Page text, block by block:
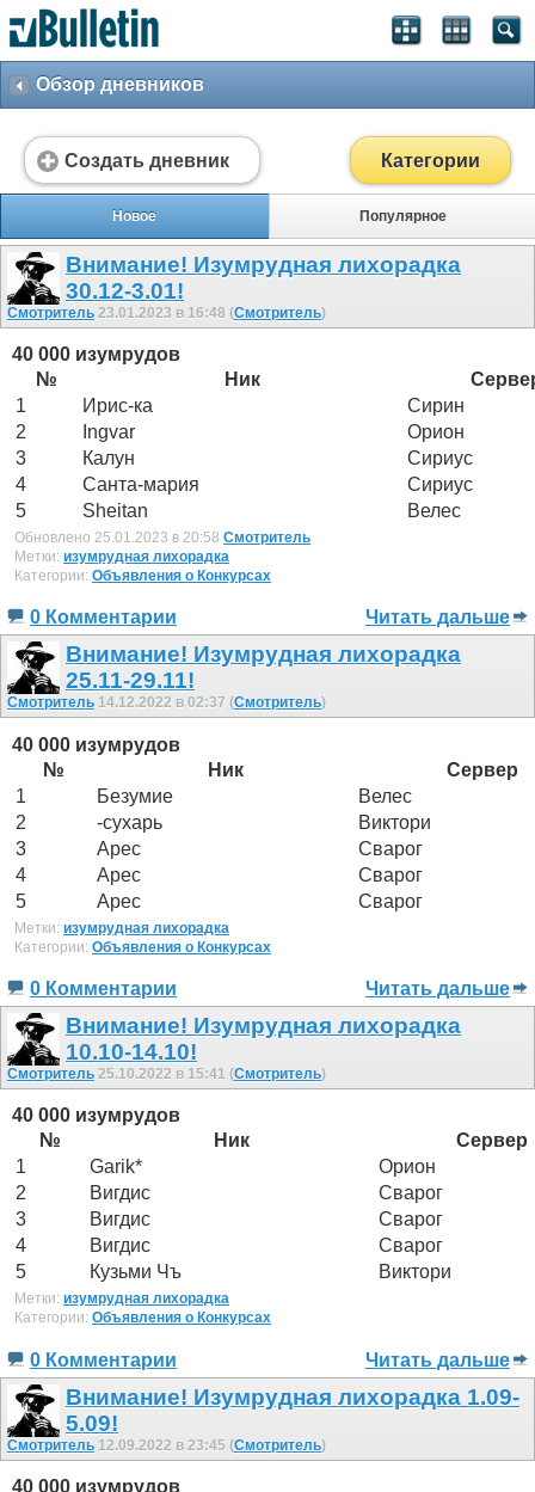
Обзор дневников
Создать дневник Категории
Новое Популярное
Внимание! Изумрудная лихорадка
30.12-3.01!
Смотритель 23.01.2023 в 16:48 (Смотритель)
40 000 изумрудов
№
Ник
1
Ирис-ка
Сирин
2
Ingvar
Орион
3
Калун
Сириус
4
Санта-мария
Сириус
5
Sheitan Велес
Обновлено 25.01.2023 в 20:58 Смотритель
Метки: изумрудная лихорадка
Категории: Объявления о Конкурсах
0 Комментарии Читать дальше
Внимание! Изумрудная лихорадка
25.11-29.11!
Смотритель 14.12.2022 в 02:37 (Смотритель)
40 000 изумрудов
№
Ник
Сервер
1
Безумие
Велес
2
-сухарь
Виктори
3
Арес
Сварог
4
Арес
Сварог
5
Арес Сварог
Метки: изумрудная лихорадка
Категории: Объявления о Конкурсах
0 Комментарии Читать дальше
Внимание! Изумрудная лихорадка
10.10-14.10!
Смотритель 25.10.2022 в 15:41 (Смотритель)
40 000 изумрудов
№
Ник
Сервер
1
Garik*
Орион
2
Вигдис
Сварог
3
Вигдис
Сварог
4
Вигдис
Сварог
5
Кузьми Чъ Виктори
Метки: изумрудная лихорадка
Категории: Объявления о Конкурсах
0 Комментарии Читать дальше
Внимание! Изумрудная лихорадка 1.09-
5.09!
Смотритель 12.09.2022 в 23:45 (Смотритель)
40 000 изумрудов